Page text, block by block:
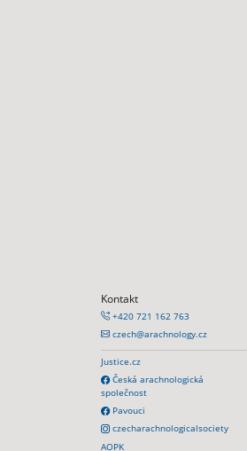
Kontakt
+420 721 162 763
czech@arachnology.cz
Justice.cz
Česká arachnologická
společnost
Pavouci
czecharachnologicalsociety
AOPK